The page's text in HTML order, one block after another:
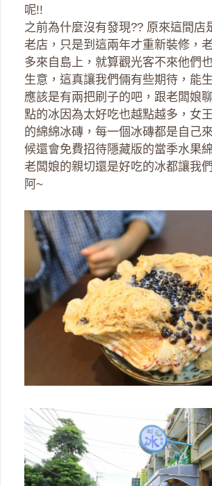
呢!!
之前為什麼沒有發現?? 原來這間店
老店，只是到這兩年才重新裝修，
多來自島上，就算觀光客不來他們
生意，這真讓我們倆有些期待，能
應該是有兩把刷子的吧，跟老闆娘
點的冰因為太好吃也越點越多，女
的綿綿冰磚，每一個冰磚都是自己
候還會免費招待隱藏版的當季水果
老闆娘的親切還是好吃的冰都讓我
阿~